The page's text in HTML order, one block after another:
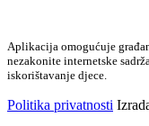
Aplikacija omogućuje
nezakonite internetske
iskorištavanje djece.
Politika privatnosti